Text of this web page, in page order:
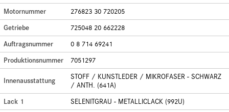
Motornummer
276823 30 720205
Getriebe
725048 20 662228
Auftragsnummer
0 8 714 69241
Produktionsnummer
7051297
Innenausstattung
STOFF / KUNSTLEDER / MIKROFASER - SCHWARZ
/ ANTH. (641A)
Lack 1
SELENITGRAU - METALLICLACK (992U)